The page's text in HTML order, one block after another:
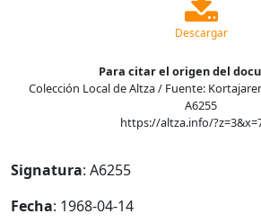
Descargar
Para citar el origen del
Colección Local de Altza / Fuente:
A6255
https://altza.info/
Signatura: A6255
Fecha: 1968-04-14